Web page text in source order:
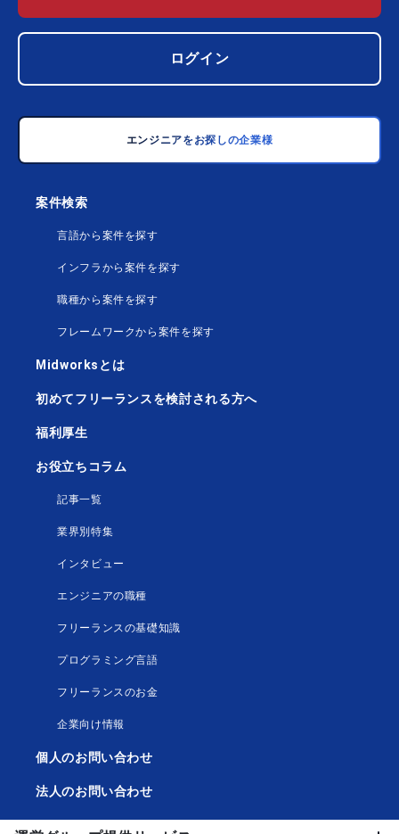
ログイン
エンジニアをお探しの企業様
案件検索
言語から案件を探す
インフラから案件を探す
職種から案件を探す
フレームワークから案件を探す
Midworksとは
初めてフリーランスを検討される方へ
福利厚生
お役立ちコラム
記事一覧
業界別特集
インタビュー
エンジニアの職種
フリーランスの基礎知識
プログラミング言語
フリーランスのお金
企業向け情報
個人のお問い合わせ
法人のお問い合わせ